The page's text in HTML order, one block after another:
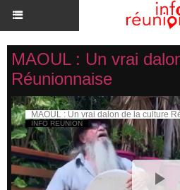
MAOUL : Un vrai
Réunionnaise